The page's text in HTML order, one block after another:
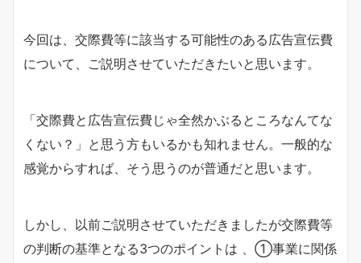
今回は、交際費等に該当する可能性のある広告宣伝費
について、ご説明させていただきたいと思います。
「交際費と広告宣伝費じゃ全然かぶるところなんてな
くない？」と思う方もいるかも知れません。一般的な
感覚からすれば、そう思うのが普通だと思います。
しかし、以前ご説明させていただきましたが交際費等
の判断の基準となる3つのポイントは 、①事業に関係